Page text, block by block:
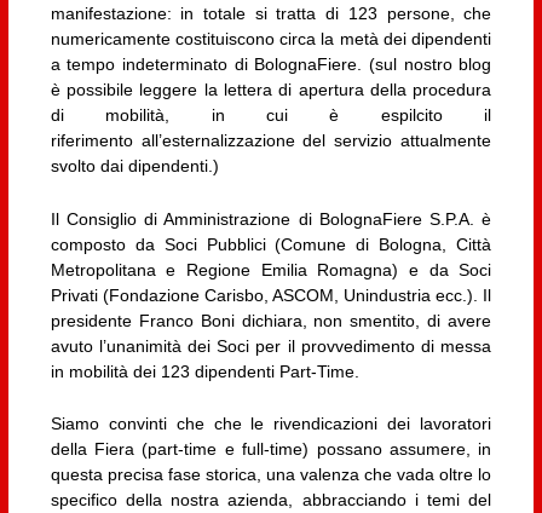
manifestazione: in totale si tratta di 123 persone, che
numericamente costituiscono circa la metà dei dipendenti
a tempo indeterminato di BolognaFiere. (sul nostro blog
è possibile leggere la lettera di apertura della procedura
di mobilità, in cui è espilcito il
riferimento all’esternalizzazione del servizio attualmente
svolto dai dipendenti.)
Il Consiglio di Amministrazione di BolognaFiere S.P.A. è
composto da Soci Pubblici (Comune di Bologna, Città
Metropolitana e Regione Emilia Romagna) e da Soci
Privati (Fondazione Carisbo, ASCOM, Unindustria ecc.). Il
presidente Franco Boni dichiara, non smentito, di avere
avuto l’unanimità dei Soci per il provvedimento di messa
in mobilità dei 123 dipendenti Part-Time.
Siamo convinti che che le rivendicazioni dei lavoratori
della Fiera (part-time e full-time) possano assumere, in
questa precisa fase storica, una valenza che vada oltre lo
specifico della nostra azienda, abbracciando i temi del